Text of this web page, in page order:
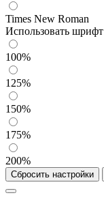
Times New Roman
Использовать шрифт
100%
125%
150%
175%
200%
Сбросить настройки